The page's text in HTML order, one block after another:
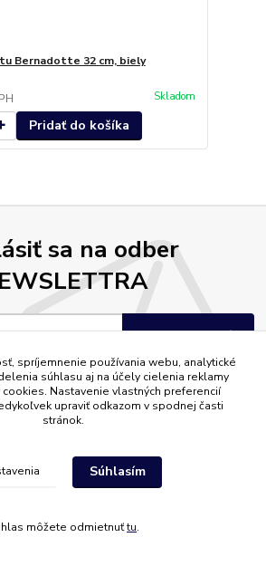
Bernadotte 32 cm, biely
Skladom
Pridať do košíka
sa na odber
Prihlásiť sa
osobných údajov za účelom zasielania newslettera.
ponuky, akcie a inšpirujúce tipy pre váš domov.
spríjemnenie používania webu, analytické
súhlasu aj na účely cielenia reklamy
Nastavenie vlastných preferencií
upraviť odkazom v spodnej časti
stránok.
Súhlasím
môžete odmietnuťtu.